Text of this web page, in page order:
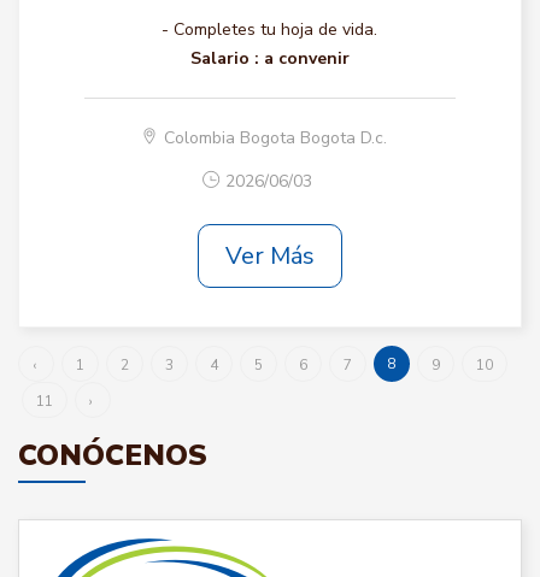
- Completes tu hoja de vida.
Salario : a convenir
Colombia Bogota Bogota D.c.
2026/06/03
Ver Más
‹ 1 2 3 4 5 6 7 8 9
10
11
›
CONÓCENOS